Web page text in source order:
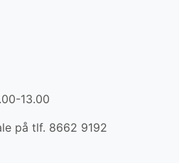
13.00
på tlf. 8662 9192